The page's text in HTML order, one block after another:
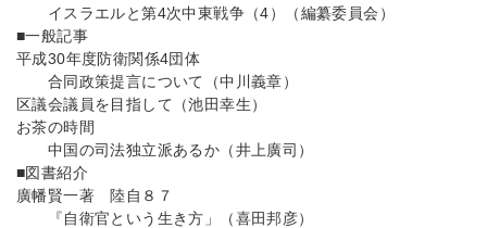
イスラエルと第4次中東戦争（4）（編纂委員会）
■一般記事
平成30年度防衛関係4団体
合同政策提言について（中川義章）
区議会議員を目指して（池田幸生）
お茶の時間
中国の司法独立派あるか（井上廣司）
■図書紹介
廣幡賢一著 陸自８７
『自衛官という生き方」（喜田邦彦）